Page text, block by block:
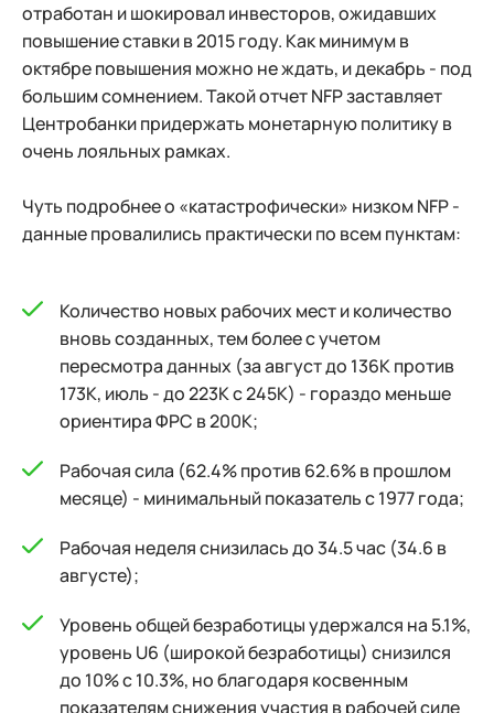
отработан и шокировал инвесторов, ожидавших
повышение ставки в 2015 году. Как минимум в
октябре повышения можно не ждать, и декабрь - под
большим сомнением. Такой отчет NFP заставляет
Центробанки придержать монетарную политику в
очень лояльных рамках.
Чуть подробнее о «катастрофически» низком NFP -
данные провалились практически по всем пунктам:
Количество новых рабочих мест и количество
вновь созданных, тем более с учетом
пересмотра данных (за август до 136К против
173К, июль - до 223К с 245К) - гораздо меньше
ориентира ФРС в 200К;
Рабочая сила (62.4% против 62.6% в прошлом
месяце) - минимальный показатель с 1977 года;
Рабочая неделя снизилась до 34.5 час (34.6 в
августе);
Уровень общей безработицы удержался на 5.1%,
уровень U6 (широкой безработицы) снизился
до 10% с 10.3%, но благодаря косвенным
показателям снижения участия в рабочей силе